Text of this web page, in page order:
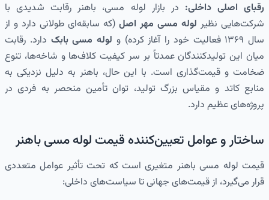
رقبای اصلی داخلی: در بازار لوله مسی، باهنر رقابت شدیدی با
شرکت‌هایی نظیر لوله مسی مهر اصل (که سابقه‌ای طولانی دارد و از
سال ۱۳۶۹ فعالیت خود را آغاز کرده) و
لوله مسی بابک دارد. رقابت
میان این تولیدکنندگان عمدتاً بر سر کیفیت کلاف‌ها و شاخه‌ها، تنوع
ضخامت و قیمت‌گذاری است. با این حال، باهنر به دلیل نزدیکی به
منابع کاتد و مقیاس بزرگ تولید، توان تأمین منحصر به فردی در
پروژه‌های عظیم دارد.
ساختار و عوامل تعیین‌کننده قیمت لوله مسی باهنر
قیمت لوله مسی باهنر متغیری است که تحت تأثیر عوامل متعددی
قرار می‌گیرد، از قیمت‌های جهانی تا سیاست‌های داخلی: